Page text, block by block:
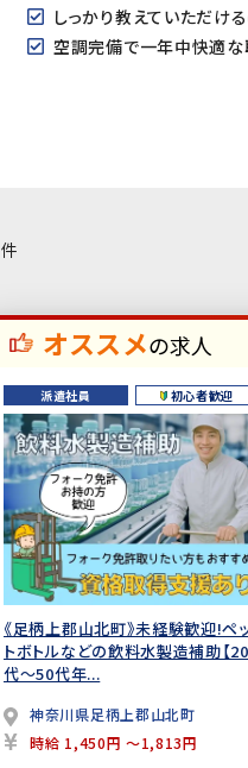
しっかり教えていただけ
空調完備で一年中快適
件
オススメの求人
派遣社員 初心者歓迎
《足柄上郡山北町》未経験歓迎!ペ
トボトルなどの飲料水製造補助【20
代～50代年...
神奈川県足柄上郡山北町
時給 1,450円 ～1,813円